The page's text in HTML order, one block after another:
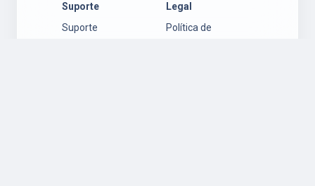
Suporte
Suporte
Legal
Política de